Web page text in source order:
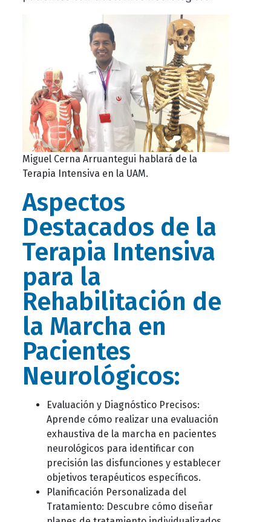
Miguel Cerna Arruantegui hablará de la
Terapia Intensiva en la UAM.
Aspectos
Destacados de la
Terapia Intensiva
para la
Rehabilitación de
la Marcha en
Pacientes
Neurológicos:
Evaluación y Diagnóstico Precisos:
Aprende cómo realizar una evaluación
exhaustiva de la marcha en pacientes
neurológicos para identificar con
precisión las disfunciones y establecer
objetivos terapéuticos específicos.
Planificación Personalizada del
Tratamiento: Descubre cómo diseñar